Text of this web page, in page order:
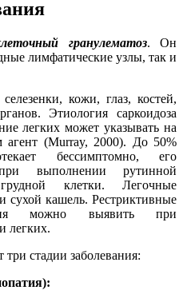
гранулематоз. Он
лимфатические узлы, так и
кожи, глаз, костей,
Этиология саркоидоза
легких может указывать на
агент (Murray, 2000). До 50%
бессимптомно, его
выполнении рутинной
клетки. Легочные
кашель. Рестриктивные
можно выявить при
легких.
стадии заболевания: